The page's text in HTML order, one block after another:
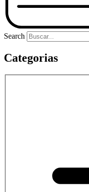
Search
Categorias